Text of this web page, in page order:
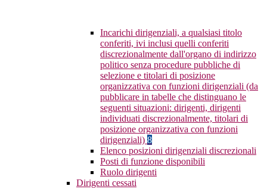
Incarichi dirigenziali, a qualsiasi titolo
conferiti, ivi inclusi quelli conferiti
discrezionalmente dall'organo di indirizzo
politico senza procedure pubbliche di
selezione e titolari di posizione
organizzativa con funzioni dirigenziali (da
pubblicare in tabelle che distinguano le
seguenti situazioni: dirigenti, dirigenti
individuati discrezionalmente, titolari di
posizione organizzativa con funzioni
dirigenziali) 8
Elenco posizioni dirigenziali discrezionali
Posti di funzione disponibili
Ruolo dirigenti
Dirigenti cessati